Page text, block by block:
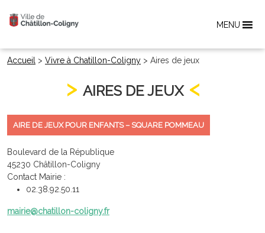
MENU
Accueil > Vivre à Chatillon-Coligny > Aires de jeux
AIRES DE JEUX
AIRE DE JEUX POUR ENFANTS – SQUARE POMMEAU
Boulevard de la République
45230 Châtillon-Coligny
Contact Mairie :
02.38.92.50.11
mairie@chatillon-coligny.fr